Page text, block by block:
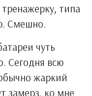
типа
Смешно.
чуть
Сегодня всю
жаркий
замерз, ко мне